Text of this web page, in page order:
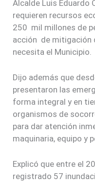
Alcalde Luis Eduardo
requieren recursos
250 mil millones de
acción de mitigación
necesita el Municipio.
Dijo además que
presentaron las
forma integral y en
organismos de
para dar atención
maquinaria, equipo y
Explicó que entre el
registrado 57